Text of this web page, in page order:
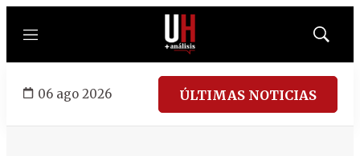
Menú
Mostrar
06 ago 2026 ÚLTIMAS NOTICIAS